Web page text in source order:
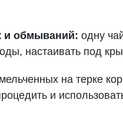
и обмываний: одну
настаивать под
на терке
и